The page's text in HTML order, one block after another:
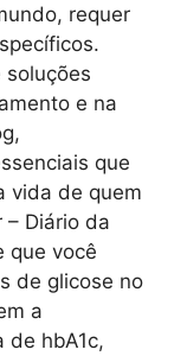
requer
soluções
e na
que
vida de quem
– Diário da
que você
de glicose no
a
de hbA1c,